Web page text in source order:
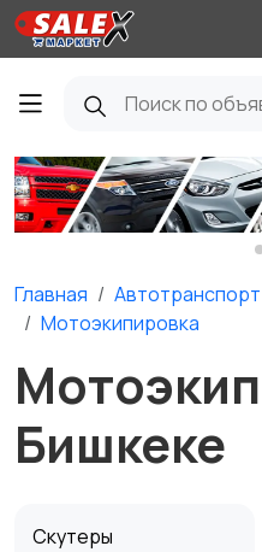
Главная Автотранспорт
Мотоэкипировка
Бишкеке
Скутеры